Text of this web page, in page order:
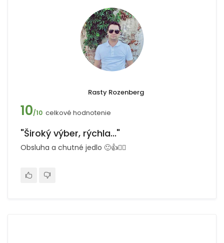
Rasty Rozenberg
10/10 celkové hodnotenie
"Široký výber, rýchla..."
Obsluha a chutné jedlo 🙂👍🙋‍♂️